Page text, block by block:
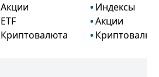
Акции
ETF
Криптовалюта
Индексы
Акции